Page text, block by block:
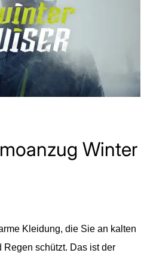
Winter
Kleidung, die Sie an kalten
schützt. Das ist der